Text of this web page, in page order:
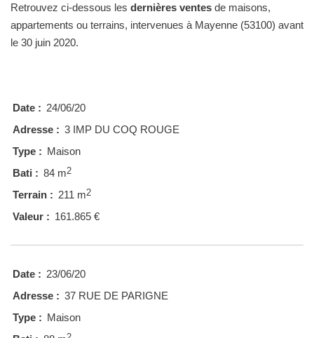
Retrouvez ci-dessous les dernières ventes de maisons,
appartements ou terrains, intervenues à Mayenne (53100) avant
le 30 juin 2020.
Date : 24/06/20
Adresse : 3 IMP DU COQ ROUGE
Type : Maison
Bati : 84 m2
Terrain : 211 m2
Valeur : 161.865 €
Date : 23/06/20
Adresse : 37 RUE DE PARIGNE
Type : Maison